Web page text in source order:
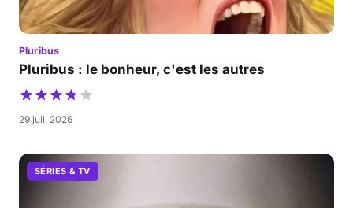
Pluribus
Pluribus : le bonheur, c'est les autres
29 juil. 2026
SÉRIES & TV